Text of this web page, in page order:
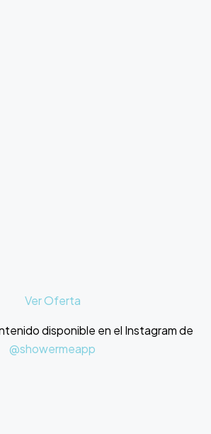
Ver Oferta
disponible en el Instagram de
@showermeapp